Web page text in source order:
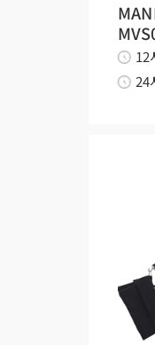
12
24